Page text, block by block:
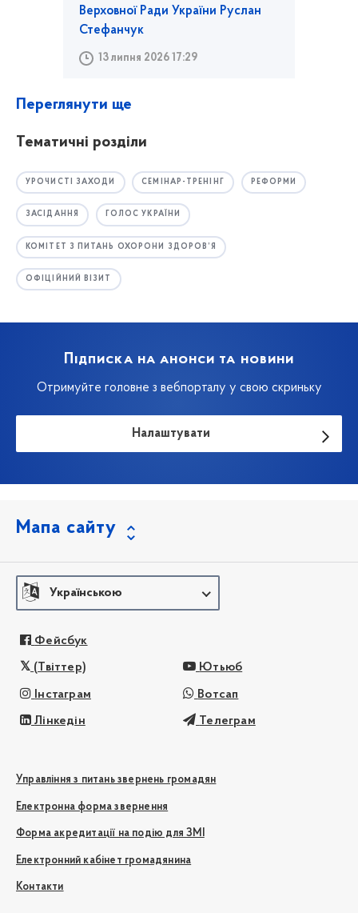
Верховної Ради України Руслан
Стефанчук
13 липня 2026 17:29
Переглянути ще
Тематичні розділи
УРОЧИСТІ ЗАХОДИ СЕМІНАР-ТРЕНІНГ РЕФОРМИ
ЗАСІДАННЯ ГОЛОС УКРАЇНИ
КОМІТЕТ З ПИТАНЬ ОХОРОНИ ЗДОРОВ’Я
ОФІЦІЙНИЙ ВІЗИТ
Підписка на анонси та новини
Отримуйте головне з вебпорталу у свою скриньку
Налаштувати
Мапа сайту
Українською
Фейсбук
(Твіттер) Ютьюб
Інстаграм Вотсап
Лінкедін Телеграм
Управління з питань звернень громадян
Електронна форма звернення
Форма акредитації на подію для ЗМІ
Електронний кабінет громадянина
Контакти